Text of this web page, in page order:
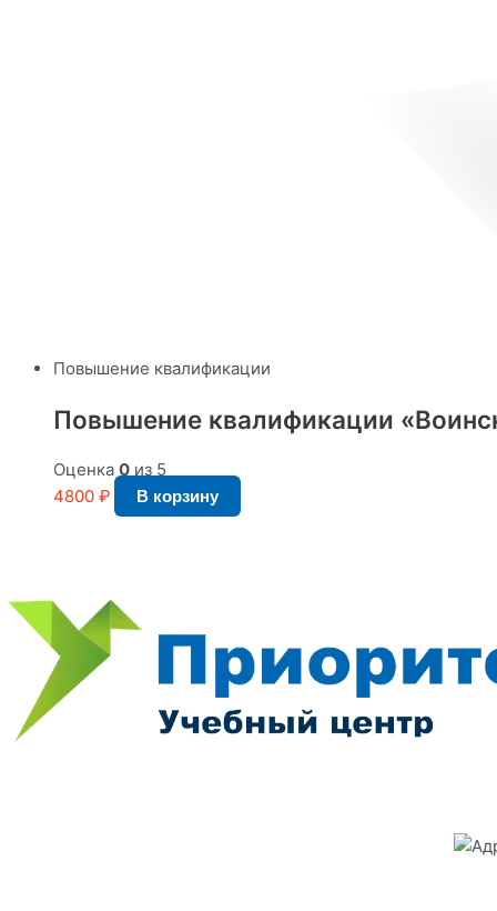
Повышение квалификации
Повышение квалификации
Оценка 0 из 5
4800 ₽ В корзину